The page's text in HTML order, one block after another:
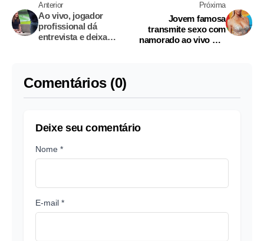
Anterior
Ao vivo, jogador
profissional dá
entrevista e deixa
Próxima
Jovem famosa
transmite sexo com
namorado ao vivo por
Comentários (0)
Deixe seu comentário
Nome *
E-mail *